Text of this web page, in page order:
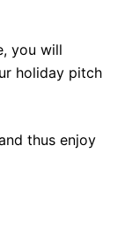
you will
holiday pitch
thus enjoy